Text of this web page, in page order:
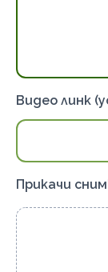
Видео линк
Прикачи